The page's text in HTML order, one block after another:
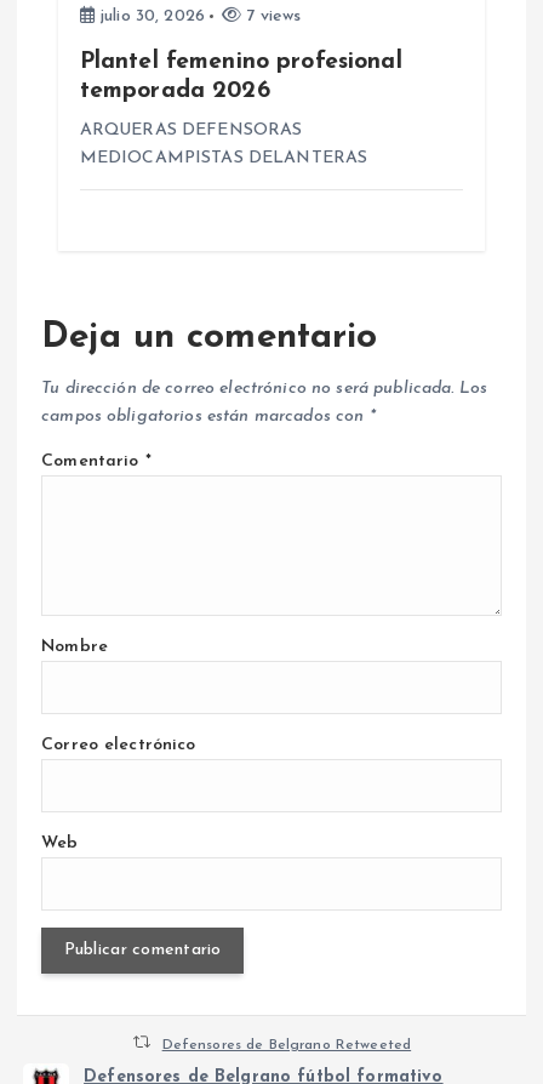
julio 30, 2026 7 views
Plantel femenino profesional
temporada 2026
ARQUERAS DEFENSORAS
MEDIOCAMPISTAS DELANTERAS
Deja un comentario
Tu dirección de correo electrónico no será publicada. Los
campos obligatorios están marcados con *
Comentario *
Nombre
Correo electrónico
Web
Defensores de Belgrano Retweeted
Defensores de Belgrano fútbol formativo